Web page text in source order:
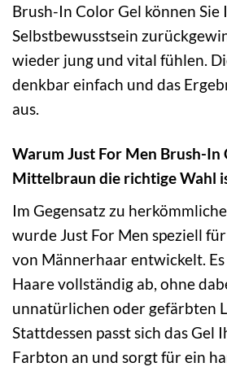
Brush-In Color Gel können Sie
Selbstbewusstsein
wieder jung und vital fühlen.
denkbar einfach und das
aus.
Warum Just For Men Brush-In
Mittelbraun die richtige Wahl
Im Gegensatz zu
wurde Just For Men speziell
von Männerhaar entwickelt.
Haare vollständig ab, ohne
unnatürlichen oder gefärbten
Stattdessen passt sich das Gel
Farbton an und sorgt für ein